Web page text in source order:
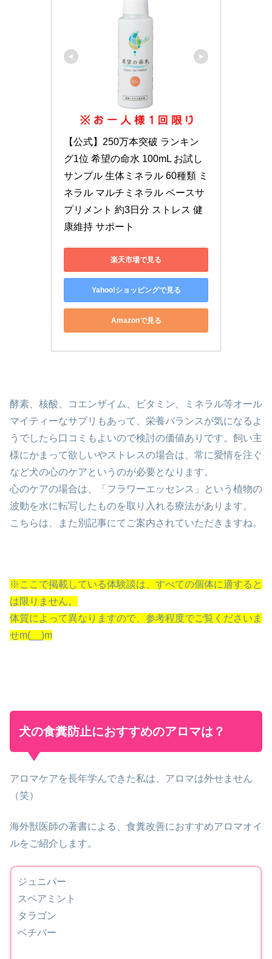
【公式】250万本突破 ランキン
グ1位 希望の命水 100mL お試し
サンプル 生体ミネラル 60種類 ミ
ネラル マルチミネラル ベースサ
プリメント 約3日分 ストレス 健
康維持 サポート
楽天市場で見る
Yahoo!ショッピングで見る
Amazonで見る
酵素、核酸、コエンザイム、ビタミン、ミネラル等オール
マイティーなサプリもあって、栄養バランスが気になるよ
うでしたら口コミもよいので検討の価値ありです。飼い主
様にかまって欲しいやストレスの場合は、常に愛情を注ぐ
など犬の心のケアというのが必要となります。
心のケアの場合は、「フラワーエッセンス」という植物の
波動を水に転写したものを取り入れる療法があります。
こちらは、また別記事にてご案内されていただきますね。
※ここで掲載している体験談は、すべての個体に適すると
は限りません。
体質によって異なりますので、参考程度でご覧くださいま
せm(__)m
犬の食糞防止におすすめのアロマは？
アロマケアを長年学んできた私は、アロマは外せません
（笑）
海外獣医師の著書による、食糞改善におすすめアロマオイ
ルをご紹介します。
ジュニパー
スペアミント
タラゴン
ベチバー